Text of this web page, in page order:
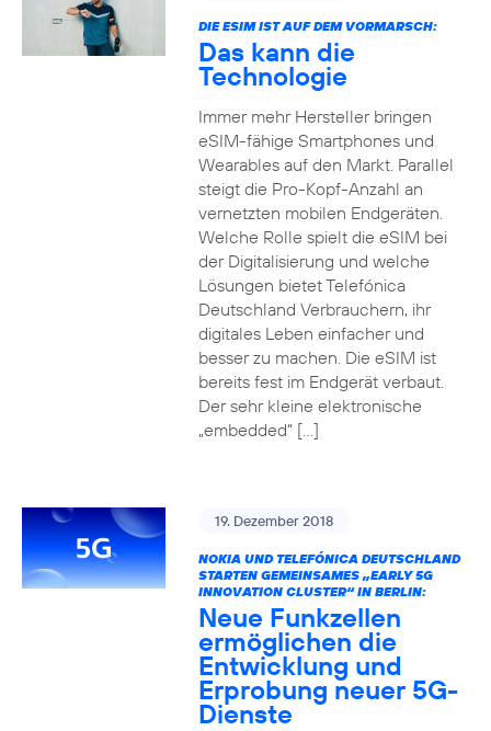
DIE ESIM IST AUF DEM VORMARSCH:
Das kann die
Technologie
Immer mehr Hersteller bringen
eSIM-fähige Smartphones und
Wearables auf den Markt. Parallel
steigt die Pro-Kopf-Anzahl an
vernetzten mobilen Endgeräten.
Welche Rolle spielt die eSIM bei
der Digitalisierung und welche
Lösungen bietet Telefónica
Deutschland Verbrauchern, ihr
digitales Leben einfacher und
besser zu machen. Die eSIM ist
bereits fest im Endgerät verbaut.
Der sehr kleine elektronische
„embedded“ […]
19. Dezember 2018
NOKIA UND TELEFÓNICA DEUTSCHLAND
STARTEN GEMEINSAMES „EARLY 5G
INNOVATION CLUSTER“ IN BERLIN:
Neue Funkzellen
ermöglichen die
Entwicklung und
Erprobung neuer 5G-
Dienste